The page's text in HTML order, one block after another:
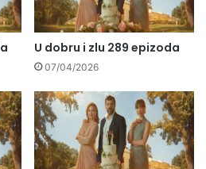
U dobru i zlu 289 epizoda
07/04/2026